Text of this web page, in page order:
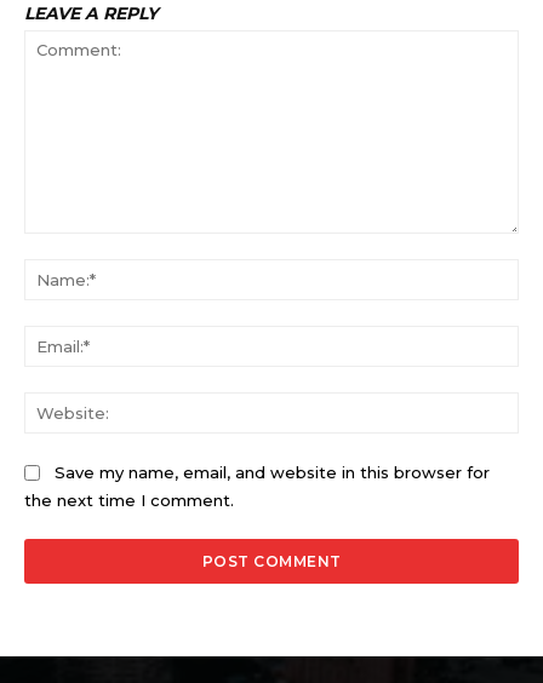
LEAVE A REPLY
Save my name, email, and website in this browser for
the next time I comment.